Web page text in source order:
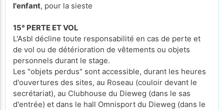
l'enfant, pour la sieste
15° PERTE ET VOL
L'Asbl décline toute responsabilité en cas de perte et
de vol ou de détérioration de vêtements ou objets
personnels durant le stage.
Les "objets perdus" sont accessible, durant les heures
d'ouvertures des sites, au Roseau (couloir devant le
secrétariat), au Clubhouse du Dieweg (dans le sas
d'entrée) et dans le hall Omnisport du Dieweg (dans le